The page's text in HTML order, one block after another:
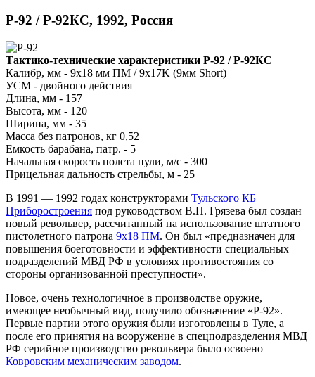
Р-92 / Р-92КС, 1992, Россия
Тактико-технические характеристики Р-92 / Р-92КС
Калибр, мм - 9x18 мм ПМ / 9x17K (9мм Short)
УСМ - двойного действия
Длина, мм - 157
Высота, мм - 120
Ширина, мм - 35
Масса без патронов, кг 0,52
Емкость барабана, патр. - 5
Начальная скорость полета пули, м/с - 300
Прицельная дальность стрельбы, м - 25
В 1991 — 1992 годах конструкторами Тульского КБ
Приборостроения под руководством В.П. Грязева был создан
новый револьвер, рассчитанный на использование штатного
пистолетного патрона 9х18 ПМ. Он был «предназначен для
повышения боеготовности и эффективности специальных
подразделений МВД РФ в условиях противостояния со
стороны организованной преступности».
Новое, очень технологичное в производстве оружие,
имеющее необычный вид, получило обозначение «Р-92».
Первые партии этого оружия были изготовлены в Туле, а
после его принятия на вооружение в спецподразделения МВД
РФ серийное производство револьвера было освоено
Ковровским механическим заводом.